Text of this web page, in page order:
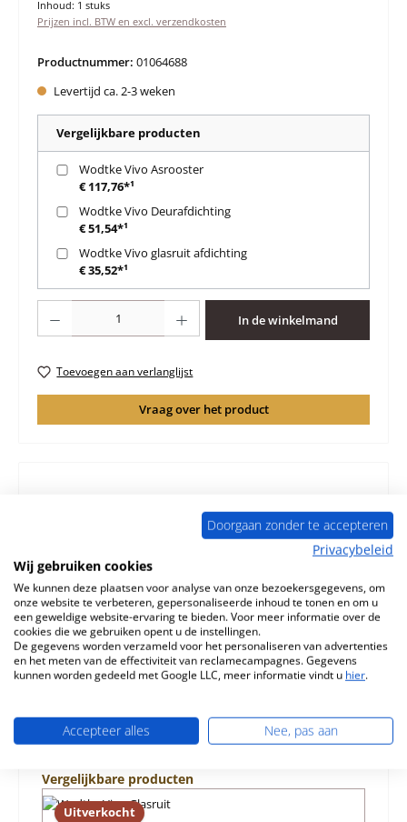
Inhoud: 1 stuks
Prijzen incl. BTW en excl. verzendkosten
Productnummer: 01064688
Levertijd ca. 2-3 weken
Vergelijkbare producten
Wodtke Vivo Asrooster
€ 117,76*¹
Wodtke Vivo Deurafdichting
€ 51,54*¹
Wodtke Vivo glasruit afdichting
€ 35,52*¹
In de winkelmand
Toevoegen aan verlanglijst
Vraag over het product
Origineel Zijsteen links C voor de Houtkachel Wodtke
Vivo KK 45 F Geschikt voor modellen met 6-delige
achterste vermiculite…
Eigenschappen
Informatie over productveiligheid
Productgalerij overslaan
Vergelijkbare producten
Uitverkocht
Doorgaan zonder te accepteren
Privacybeleid
Wij gebruiken cookies
We kunnen deze plaatsen voor analyse van onze bezoekersgegevens, om
onze website te verbeteren, gepersonaliseerde inhoud te tonen en om u
een geweldige website-ervaring te bieden. Voor meer informatie over de
cookies die we gebruiken opent u de instellingen.
De gegevens worden verzameld voor het personaliseren van advertenties
en het meten van de effectiviteit van reclamecampagnes. Gegevens
kunnen worden gedeeld met Google LLC, meer informatie vindt u hier.
Accepteer alles Nee, pas aan